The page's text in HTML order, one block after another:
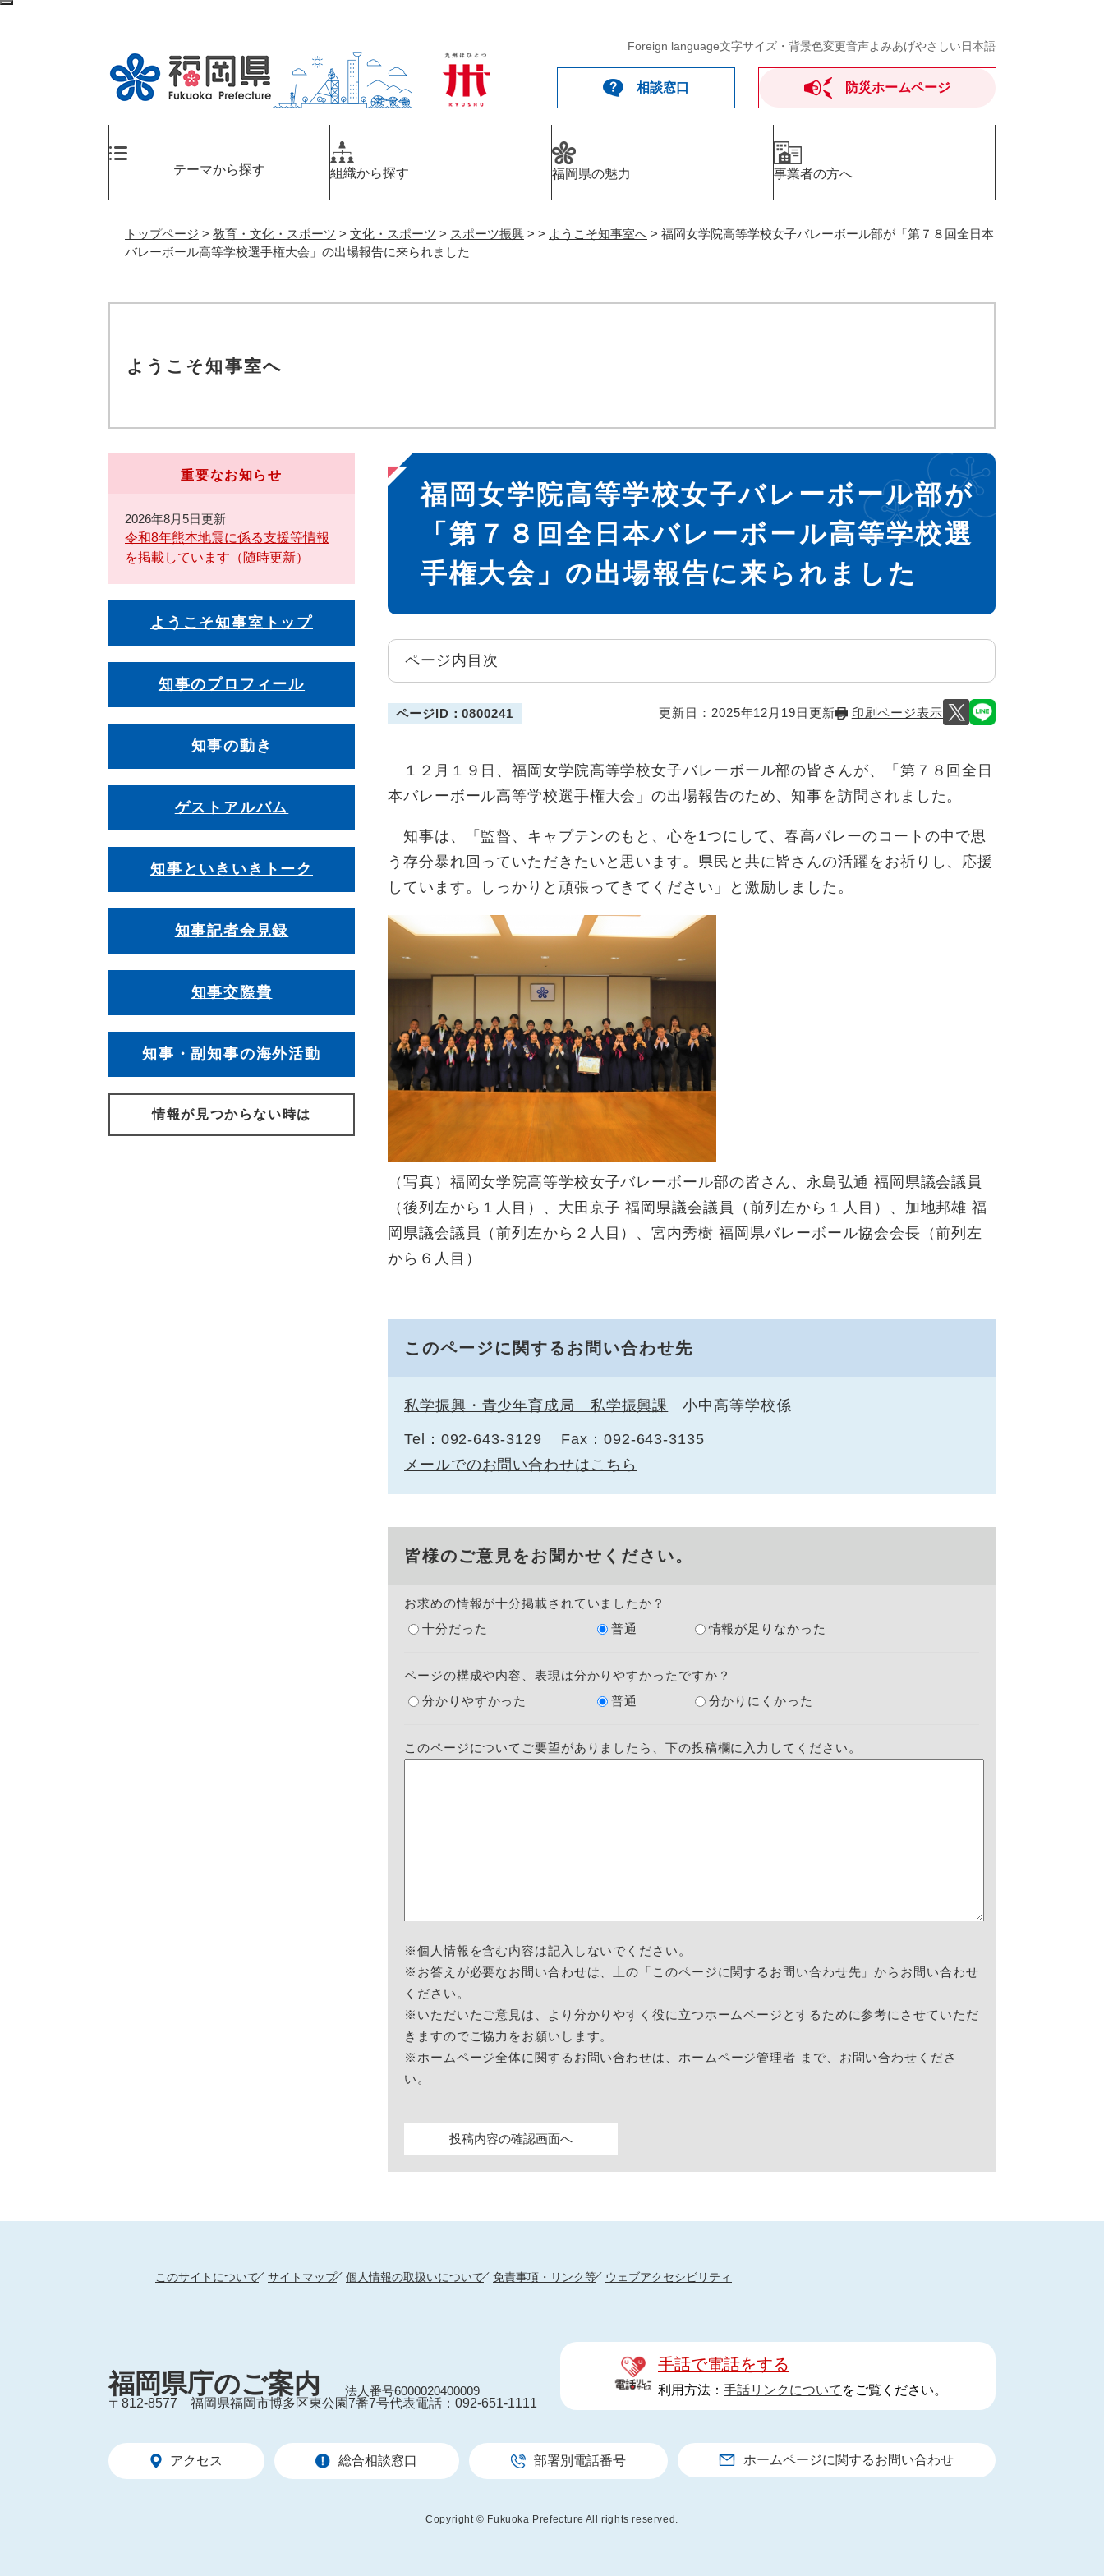
ペ
メ
Foreign language文字サイズ・背景色変更音声よみあげやさしい日本語
相談窓口 防災ホームページ
テーマから探す 組織から探す 福岡県の魅力 事業者の方へ
トップページ > 教育・文化・スポーツ > 文化・スポーツ > スポーツ振興 > > ようこそ知事室へ > 福岡女学院高等学校女子バレーボール部が「第７８回全日本
バレーボール高等学校選手権大会」の出場報告に来られました
ようこそ知事室へ
本
文
福岡女学院高等学校女子バレーボール部が
「第７８回全日本バレーボール高等学校選
手権大会」の出場報告に来られました
ページ内目次
ページID：0800241 更新日：2025年12月19日更新 印刷ページ表示
１２月１９日、福岡女学院高等学校女子バレーボール部の皆さんが、「第７８回全日
本バレーボール高等学校選手権大会」の出場報告のため、知事を訪問されました。
知事は、「監督、キャプテンのもと、心を1つにして、春高バレーのコートの中で思
う存分暴れ回っていただきたいと思います。県民と共に皆さんの活躍をお祈りし、応援
しています。しっかりと頑張ってきてください」と激励しました。
（写真）福岡女学院高等学校女子バレーボール部の皆さん、永島弘通 福岡県議会議員
（後列左から１人目）、大田京子 福岡県議会議員（前列左から１人目）、加地邦雄 福
岡県議会議員（前列左から２人目）、宮内秀樹 福岡県バレーボール協会会長（前列左
から６人目）
このページに関するお問い合わせ先
私学振興・青少年育成局 私学振興課 小中高等学校係
Tel：092-643-3129
Fax：092-643-3135
メールでのお問い合わせはこちら
皆様のご意見をお聞かせください。
お求めの情報が十分掲載されていましたか？
十分だった
普通 情報が足りなかった
ページの構成や内容、表現は分かりやすかったですか？
分かりやすかった
普通 分かりにくかった
このページについてご要望がありましたら、下の投稿欄に入力してください。
※個人情報を含む内容は記入しないでください。
※お答えが必要なお問い合わせは、上の「このページに関するお問い合わせ先」からお問い合わせ
ください。
※いただいたご意見は、より分かりやすく役に立つホームページとするために参考にさせていただ
きますのでご協力をお願いします。
※ホームページ全体に関するお問い合わせは、 ホームページ管理者 まで、お問い合わせくださ
い。
重要なお知らせ
2026年8月5日更新
令和8年熊本地震に係る支援等情報
を掲載しています（随時更新）
ようこそ知事室トップ
知事のプロフィール
知事の動き
ゲストアルバム
知事といきいきトーク
知事記者会見録
知事交際費
知事・副知事の海外活動
情報が見つからない時は
このサイトについて サイトマップ 個人情報の取扱いについて 免責事項・リンク等 ウェブアクセシビリティ
福岡県庁のご案内
法人番号6000020400009
〒812-8577
福岡県福岡市博多区東公園7番7号代表電話：092-651-1111
手話で電話をする
利用方法： 手話リンクについて をご覧ください。
アクセス 総合相談窓口 部署別電話番号 ホームページに関するお問い合わせ
Copyright © Fukuoka Prefecture All rights reserved.